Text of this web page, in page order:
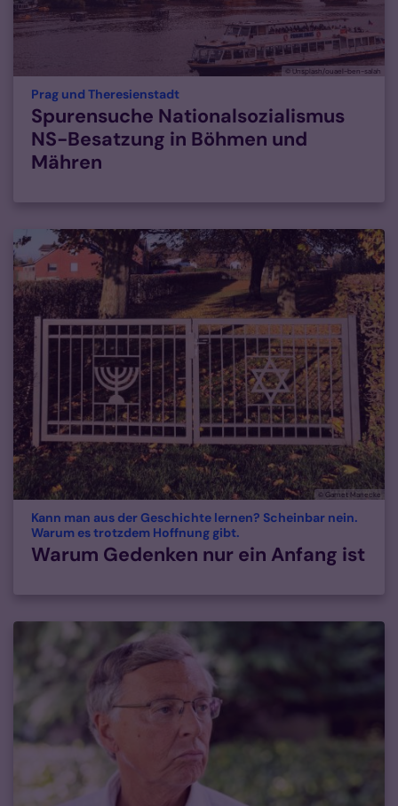
© Unsplash/ouael-ben-salah
Prag und Theresienstadt:
Spurensuche Nationalsozialismus
NS-Besatzung in Böhmen und
Mähren
© Garnet Manecke
Kann man aus der Geschichte lernen? Scheinbar nein.
Warum es trotzdem Hoffnung gibt.
Warum Gedenken nur ein Anfang ist